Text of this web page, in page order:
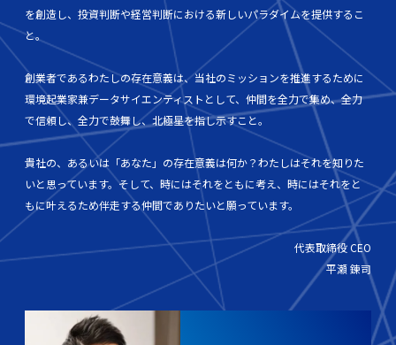
を創造し、投資判断や経営判断における新しいパラダイムを提供するこ
と。
創業者であるわたしの存在意義は、当社のミッションを推進するために
環境起業家兼データサイエンティストとして、仲間を全力で集め、全力
で信頼し、全力で鼓舞し、北極星を指し示すこと。
貴社の、あるいは「あなた」の存在意義は何か？わたしはそれを知りた
いと思っています。そして、時にはそれをともに考え、時にはそれをと
もに叶えるため伴走する仲間でありたいと願っています。
代表取締役 CEO
平瀬 錬司